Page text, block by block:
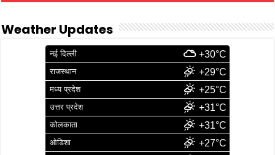
Weather Updates
नई दिल्ली +30°C
राजस्थान +29°C
मध्य प्रदेश +25°C
उत्तर प्रदेश +31°C
कोलकाता +31°C
ओडिशा +27°C